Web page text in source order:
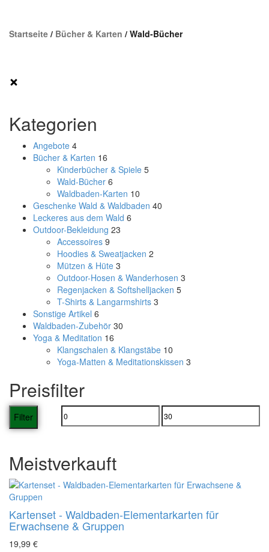
Startseite / Bücher & Karten / Wald-Bücher
Kategorien
Angebote 4
Bücher & Karten 16
Kinderbücher & Spiele 5
Wald-Bücher 6
Waldbaden-Karten 10
Geschenke Wald & Waldbaden 40
Leckeres aus dem Wald 6
Outdoor-Bekleidung 23
Accessoires 9
Hoodies & Sweatjacken 2
Mützen & Hüte 3
Outdoor-Hosen & Wanderhosen 3
Regenjacken & Softshelljacken 5
T-Shirts & Langarmshirts 3
Sonstige Artikel 6
Waldbaden-Zubehör 30
Yoga & Meditation 16
Klangschalen & Klangstäbe 10
Yoga-Matten & Meditationskissen 3
Preisfilter
Filter
Meistverkauft
Kartenset - Waldbaden-Elementarkarten für
Erwachsene & Gruppen
19,99 €